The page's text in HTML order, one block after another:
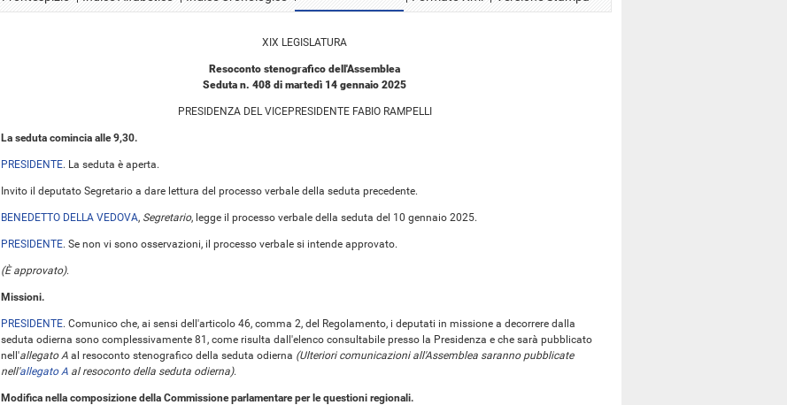
XIX LEGISLATURA
Resoconto stenografico dell'Assemblea
Seduta n. 408 di martedì 14 gennaio 2025
PRESIDENZA DEL VICEPRESIDENTE FABIO RAMPELLI
La seduta comincia alle 9,30.
PRESIDENTE. La seduta è aperta.
Invito il deputato Segretario a dare lettura del processo verbale della seduta precedente.
BENEDETTO DELLA VEDOVA, Segretario, legge il processo verbale della seduta del 10 gennaio 2025.
PRESIDENTE. Se non vi sono osservazioni, il processo verbale si intende approvato.
(È approvato).
Missioni.
PRESIDENTE. Comunico che, ai sensi dell'articolo 46, comma 2, del Regolamento, i deputati in missione a decorrere dalla
seduta odierna sono complessivamente 81, come risulta dall'elenco consultabile presso la Presidenza e che sarà pubblicato
nell'allegato A al resoconto stenografico della seduta odierna (Ulteriori comunicazioni all'Assemblea saranno pubblicate
nell'allegato A al resoconto della seduta odierna).
Modifica nella composizione della Commissione parlamentare per le questioni regionali.